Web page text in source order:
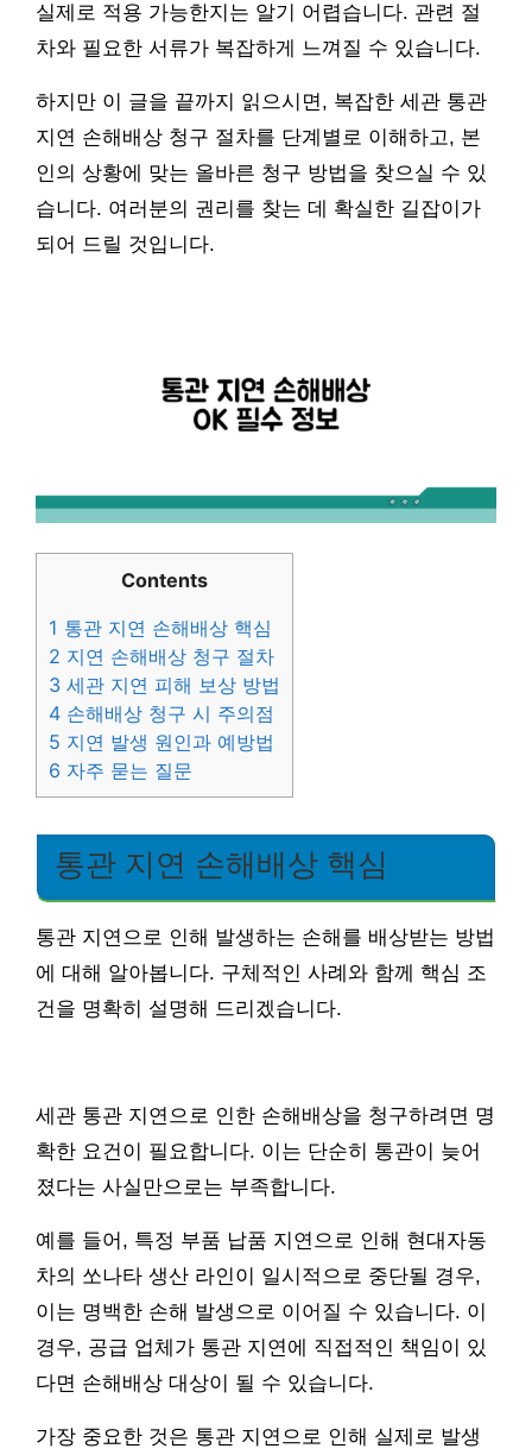
실제로 적용 가능한지는 알기 어렵습니다. 관련 절
차와 필요한 서류가 복잡하게 느껴질 수 있습니다.
하지만 이 글을 끝까지 읽으시면, 복잡한 세관 통관
지연 손해배상 청구 절차를 단계별로 이해하고, 본
인의 상황에 맞는 올바른 청구 방법을 찾으실 수 있
습니다. 여러분의 권리를 찾는 데 확실한 길잡이가
되어 드릴 것입니다.
Contents
1 통관 지연 손해배상 핵심
2 지연 손해배상 청구 절차
3 세관 지연 피해 보상 방법
4 손해배상 청구 시 주의점
5 지연 발생 원인과 예방법
6 자주 묻는 질문
통관 지연 손해배상 핵심
통관 지연으로 인해 발생하는 손해를 배상받는 방법
에 대해 알아봅니다. 구체적인 사례와 함께 핵심 조
건을 명확히 설명해 드리겠습니다.
세관 통관 지연으로 인한 손해배상을 청구하려면 명
확한 요건이 필요합니다. 이는 단순히 통관이 늦어
졌다는 사실만으로는 부족합니다.
예를 들어, 특정 부품 납품 지연으로 인해 현대자동
차의 쏘나타 생산 라인이 일시적으로 중단될 경우,
이는 명백한 손해 발생으로 이어질 수 있습니다. 이
경우, 공급 업체가 통관 지연에 직접적인 책임이 있
다면 손해배상 대상이 될 수 있습니다.
가장 중요한 것은 통관 지연으로 인해 실제로 발생